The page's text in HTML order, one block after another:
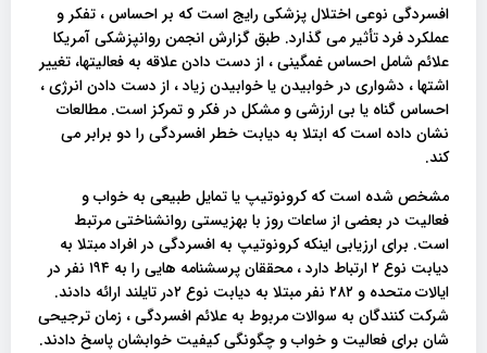
افسردگی نوعی اختلال پزشکی رایج است که بر احساس ، تفکر و
عملکرد فرد تأثیر می گذارد. طبق گزارش انجمن روانپزشکی آمریکا
علائم شامل احساس غمگینی ، از دست دادن علاقه به فعالیتها، تغییر
اشتها ، دشواری در خوابیدن یا خوابیدن زیاد ، از دست دادن انرژی ،
احساس گناه یا بی ارزشی و مشکل در فکر و تمرکز است. مطالعات
نشان داده است که ابتلا به دیابت خطر افسردگی را دو برابر می
کند.
مشخص شده است که کرونوتیپ یا تمایل طبیعی به خواب و
فعالیت در بعضی از ساعات روز با بهزیستی روانشناختی مرتبط
است. برای ارزیابی اینکه کرونوتیپ به افسردگی در افراد مبتلا به
دیابت نوع ۲ ارتباط دارد ، محققان پرسشنامه هایی را به ۱۹۴ نفر در
ایالات متحده و ۲۸۲ نفر مبتلا به دیابت نوع ۲در تایلند ارائه دادند.
شرکت کنندگان به سوالات مربوط به علائم افسردگی ، زمان ترجیحی
شان برای فعالیت و خواب و چگونگی کیفیت خوابشان پاسخ دادند.